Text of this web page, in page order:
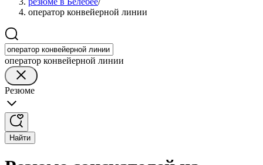
оператор конвейерной линии
оператор конвейерной линии
Резюме
Найти